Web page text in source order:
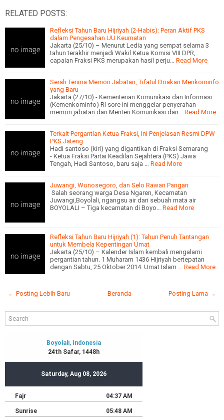
RELATED POSTS:
Refleksi Tahun Baru Hijriyah (2-Habis): Peran Aktif PKS
dalam Pengesahan UU Keumatan
Jakarta (25/10) – Menurut Ledia yang sempat selama 3
tahun terakhir menjadi Wakil Ketua Komisi VIII DPR,
capaian Fraksi PKS merupakan hasil perju… Read More
Serah Terima Memori Jabatan, Tifatul Doakan Menkominfo
yang Baru
Jakarta (27/10) - Kementerian Komunikasi dan Informasi
(Kemenkominfo) RI sore ini menggelar penyerahan
memori jabatan dari Menteri Komunikasi dan… Read More
Terkait Pergantian Ketua Fraksi, Ini Penjelasan Resmi DPW
PKS Jateng
Hadi santoso (kiri) yang digantikan di Fraksi Semarang
- Ketua Fraksi Partai Keadilan Sejahtera (PKS) Jawa
Tengah, Hadi Santoso, baru saja … Read More
Juwangi, Wonosegoro, dan Selo Rawan Pangan
Salah seorang warga Desa Ngaren, Kecamatan
Juwangi,Boyolali, ngangsu air dari sebuah mata air
BOYOLALI – Tiga kecamatan di Boyo… Read More
Refleksi Tahun Baru Hijriyah (1): Tahun Penuh Tantangan
untuk Membela Kepentingan Umat
Jakarta (25/10) – Kalender Islam kembali mengalami
pergantian tahun. 1 Muharam 1436 Hijriyah bertepatan
dengan Sabtu, 25 Oktober 2014. Umat Islam … Read More
← Posting Lebih Baru Posting Lama →
Beranda